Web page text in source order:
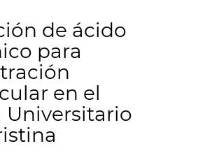
de ácido
para
en el
Universitario